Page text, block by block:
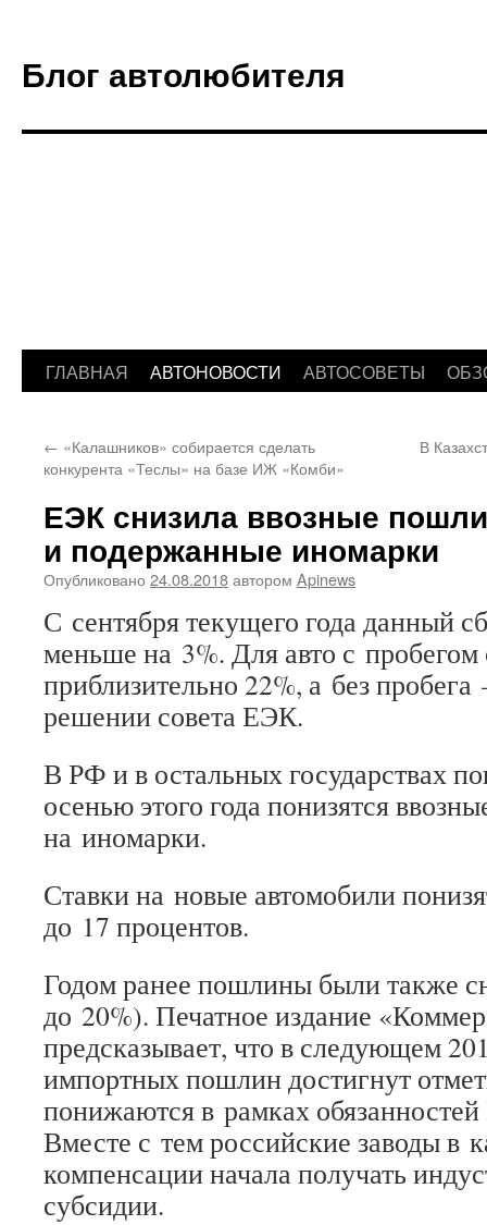
Блог автолюбителя
Перейти
содержимому
ГЛАВНАЯ АВТОНОВОСТИ АВТОСОВЕТЫ
← «Калашников» собирается сделать
конкурента «Теслы» на базе ИЖ «Комби»
В
ЕЭК снизила ввозные
и подержанные иномарки
Опубликовано 24.08.2018автором Apinews
С сентября текущего года данный
меньше на 3%. Для авто с пробегом
приблизительно 22%, а без
решении совета ЕЭК.
В РФ и в остальных государствах
осенью этого года понизятся
на иномарки.
Ставки на новые автомобили
до 17 процентов.
Годом ранее пошлины были также
до 20%). Печатное издание
предсказывает, что в следующем
импортных пошлин достигнут
понижаются в рамках
Вместе с тем российские заводы в
компенсации начала получать
субсидии.